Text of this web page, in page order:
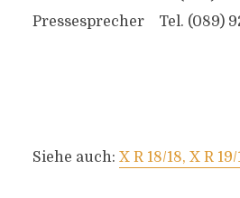
Pressesprecher Tel. (089)
Siehe auch: X R 18/18, X R 19/